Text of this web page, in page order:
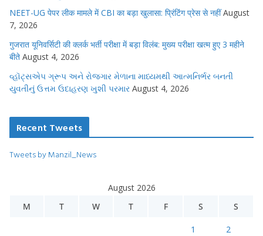
NEET-UG पेपर लीक मामले में CBI का बड़ा खुलासा: प्रिंटिंग प्रेस से नहीं August
7, 2026
गुजरात यूनिवर्सिटी की क्लर्क भर्ती परीक्षा में बड़ा विलंब: मुख्य परीक्षा खत्म हुए 3 महीने
बीते August 4, 2026
વ્હૉટ્સએપ ગ્રૂપ અને રોજગાર મેળાના માધ્યમથી આત્મનિર્ભર બનતી
યુવતીનું ઉત્તમ ઉદાહરણ ખુશી પરમાર August 4, 2026
Recent Tweets
Tweets by Manzil_News
August 2026
M
T W T F S S
1 2